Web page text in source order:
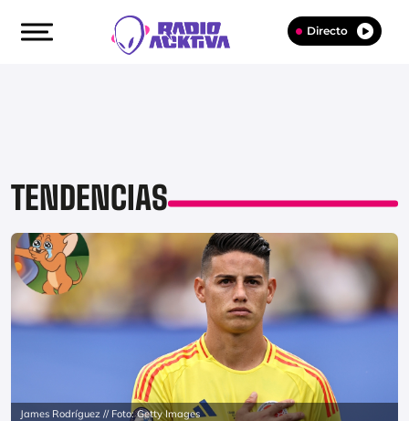
Directo
TENDENCIAS
James Rodríguez // Foto: Getty Images